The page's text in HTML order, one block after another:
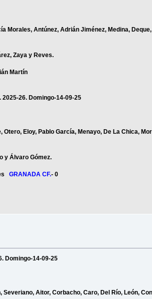
Morales, Antúnez, Adrián Jiménez, Medina,
Zaya y Reves.
Martín
2025-26. Domingo-14-09-25
Otero, Eloy, Pablo García, Menayo, De La Chica,
y Álvaro Gómez.
GRANADA CF.- 0
Domingo-14-09-25
Severiano, Aitor, Corbacho, Caro, Del Río, León,